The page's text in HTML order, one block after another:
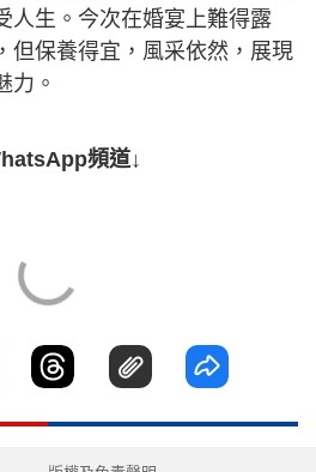
人生。今次在婚宴上難得露
但保養得宜，風采依然，展現
力。
頻道↓